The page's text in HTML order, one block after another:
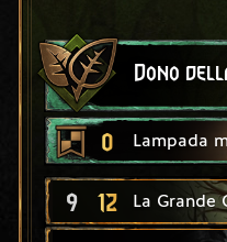
Dono
0 Lampada
9 12 La Grande